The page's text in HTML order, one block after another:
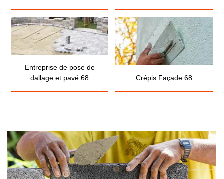
Entreprise de pose de
dallage et pavé 68
Crépis Façade 68